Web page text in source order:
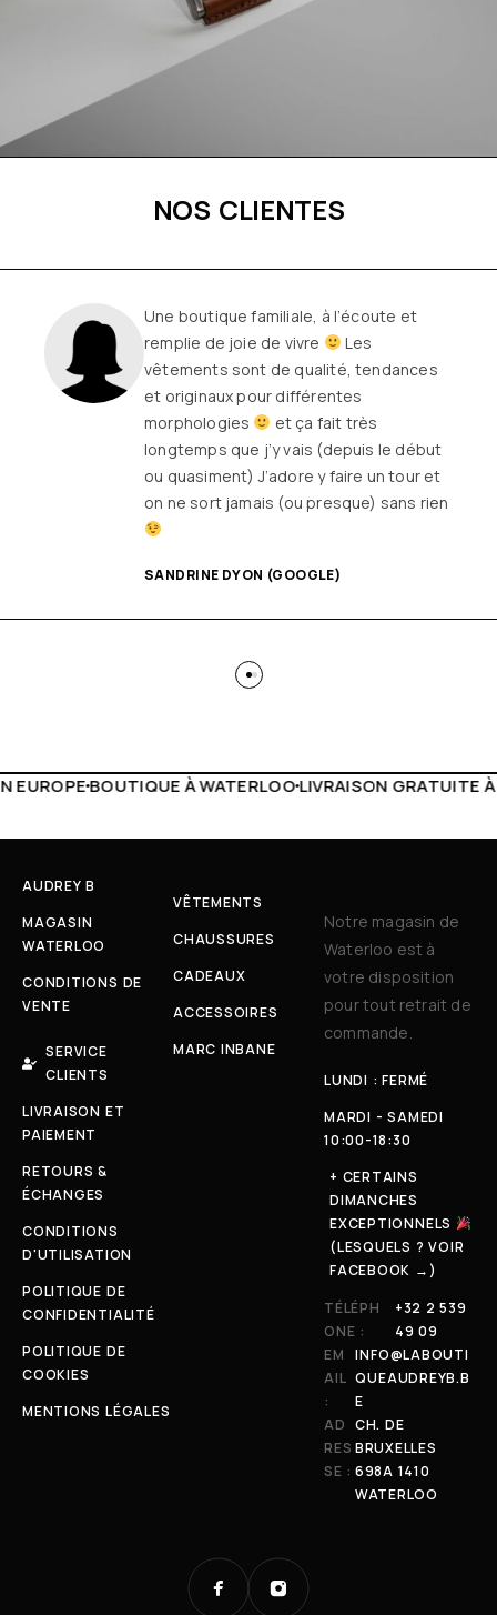
NOS CLIENTES
Une boutique familiale, à l’écoute et
remplie de joie de vivre
Les
vêtements sont de qualité, tendances
et originaux pour différentes
morphologies
et ça fait très
longtemps que j’y vais (depuis le début
ou quasiment) J’adore y faire un tour et
on ne sort jamais (ou presque) sans rien
SANDRINE DYON (GOOGLE)
LIVRAISON GRATUITE À PARTIR DE 150€LIVE
AUDREY B
MAGASIN
WATERLOO
CONDITIONS DE
VENTE
SERVICE
CLIENTS
LIVRAISON ET
PAIEMENT
RETOURS &
ÉCHANGES
CONDITIONS
D'UTILISATION
POLITIQUE DE
CONFIDENTIALITÉ
POLITIQUE DE
COOKIES
MENTIONS LÉGALES
VÊTEMENTS
CHAUSSURES
CADEAUX
ACCESSOIRES
MARC INBANE
Notre magasin de
Waterloo est à
votre disposition
pour tout retrait de
commande.
LUNDI : FERMÉ
MARDI - SAMEDI
10:00-18:30
+ CERTAINS
DIMANCHES
EXCEPTIONNELS
(LESQUELS ? VOIR
FACEBOOK →)
TÉLÉPH
ONE :
+32 2 539
49 09
EM
AIL
:
INFO@LABOUTI
QUEAUDREYB.B
E
AD
RES
SE :
CH. DE
BRUXELLES
698A 1410
WATERLOO